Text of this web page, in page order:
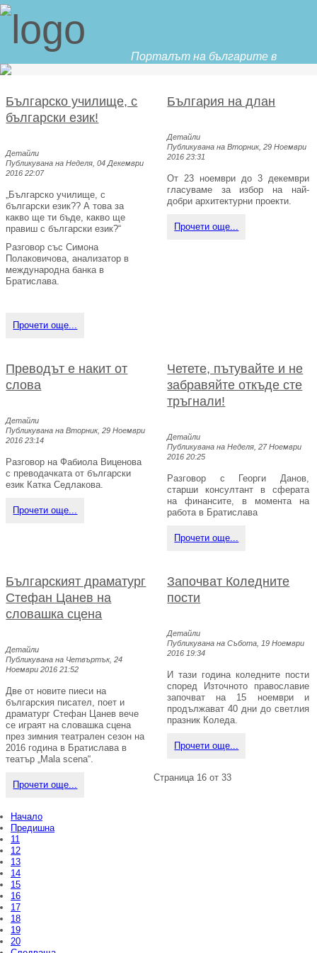
Порталът на българите в
Българско училище, с
български език!
Детайли
Публикувана на Неделя, 04 Декември
2016 22:07
„Българско училище, с
български език?? А това за
какво ще ти бъде, какво ще
правиш с български език?“
Разговор със Симона
Полаковичова, анализатор в
международна банка в
Братислава.
Прочети още...
България на длан
Детайли
Публикувана на Вторник, 29 Ноември
2016 23:31
От 23 ноември до 3 декември
гласуваме за избор на най-
добри архитектурни проекти.
Прочети още...
Преводът е накит от
слова
Детайли
Публикувана на Вторник, 29 Ноември
2016 23:14
Разговор на Фабиола Виценова
с преводачката от български
език Катка Седлакова.
Прочети още...
Четете, пътувайте и не
забравяйте откъде сте
тръгнали!
Детайли
Публикувана на Неделя, 27 Ноември
2016 20:25
Разговор с Георги Данов,
старши консултант в сферата
на финансите, в момента на
работа в Братислава
Прочети още...
Българският драматург
Стефан Цанев на
словашка сцена
Детайли
Публикувана на Четвъртък, 24
Ноември 2016 21:52
Две от новите пиеси на
българския писател, поет и
драматург Стефан Цанев вече
се играят на словашка сцена
през зимния театрален сезон на
2016 година в Братислава в
театър „Mala scena“.
Прочети още...
Започват Коледните
пости
Детайли
Публикувана на Събота, 19 Ноември
2016 19:34
И тази година коледните пости
според Източното православие
започват на 15 ноември и
продължават 40 дни до светлия
празник Коледа.
Прочети още...
Страница 16 от 33
Начало
Предишна
11
12
13
14
15
16
17
18
19
20